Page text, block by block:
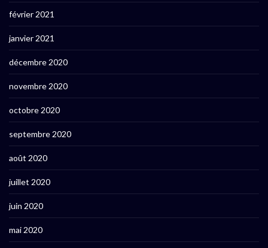
février 2021
janvier 2021
décembre 2020
novembre 2020
octobre 2020
septembre 2020
août 2020
juillet 2020
juin 2020
mai 2020